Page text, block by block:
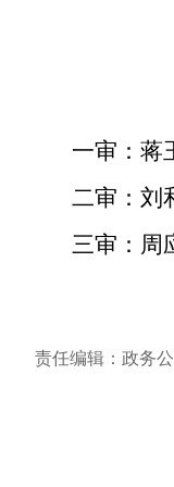
一审：蒋
二审：刘
三审：周
责任编辑：政务